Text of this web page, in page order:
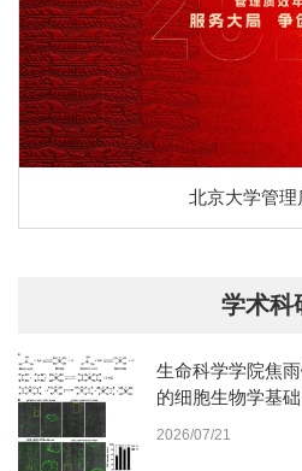
北京大学管理
学术科
生命科学学院焦
的细胞生物学基
2026/07/21